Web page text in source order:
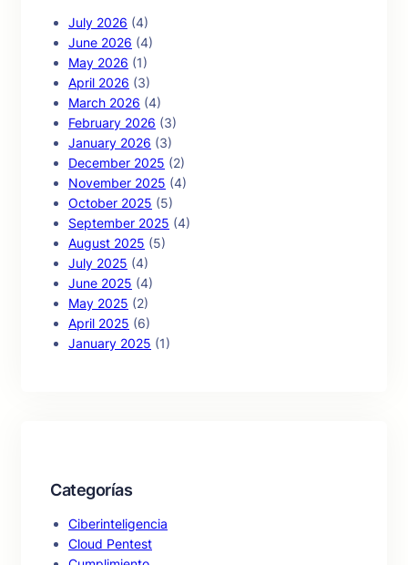
July 2026 (4)
June 2026 (4)
May 2026 (1)
April 2026 (3)
March 2026 (4)
February 2026 (3)
January 2026 (3)
December 2025 (2)
November 2025 (4)
October 2025 (5)
September 2025 (4)
August 2025 (5)
July 2025 (4)
June 2025 (4)
May 2025 (2)
April 2025 (6)
January 2025 (1)
Categorías
Ciberinteligencia
Cloud Pentest